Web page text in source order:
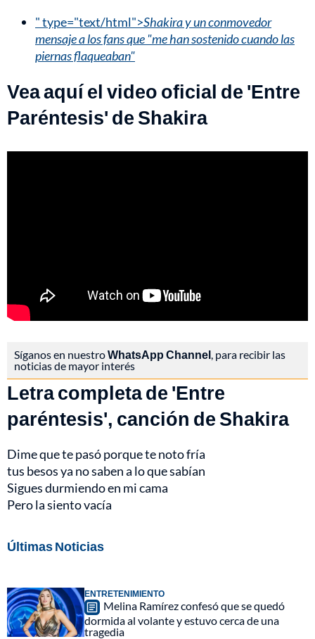
" type="text/html">Shakira y un conmovedor
mensaje a los fans que "me han sostenido cuando las
piernas flaqueaban"
Vea aquí el video oficial de 'Entre
Paréntesis' de Shakira
Síganos en nuestroWhatsApp Channel, para recibir las
noticias de mayor interés
Letra completa de 'Entre
paréntesis', canción de Shakira
Dime que te pasó porque te noto fría
tus besos ya no saben a lo que sabían
Sigues durmiendo en mi cama
Pero la siento vacía
Últimas Noticias
ENTRETENIMIENTO
Melina Ramírez confesó que se quedó
dormida al volante y estuvo cerca de una
tragedia